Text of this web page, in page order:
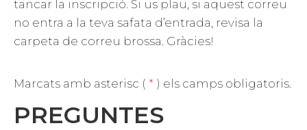
tancar la inscripció. Si us plau, si aquest correu
no entra a la teva safata d’entrada, revisa la
carpeta de correu brossa. Gràcies!
Marcats amb asterisc ( * ) els camps obligatoris.
PREGUNTES